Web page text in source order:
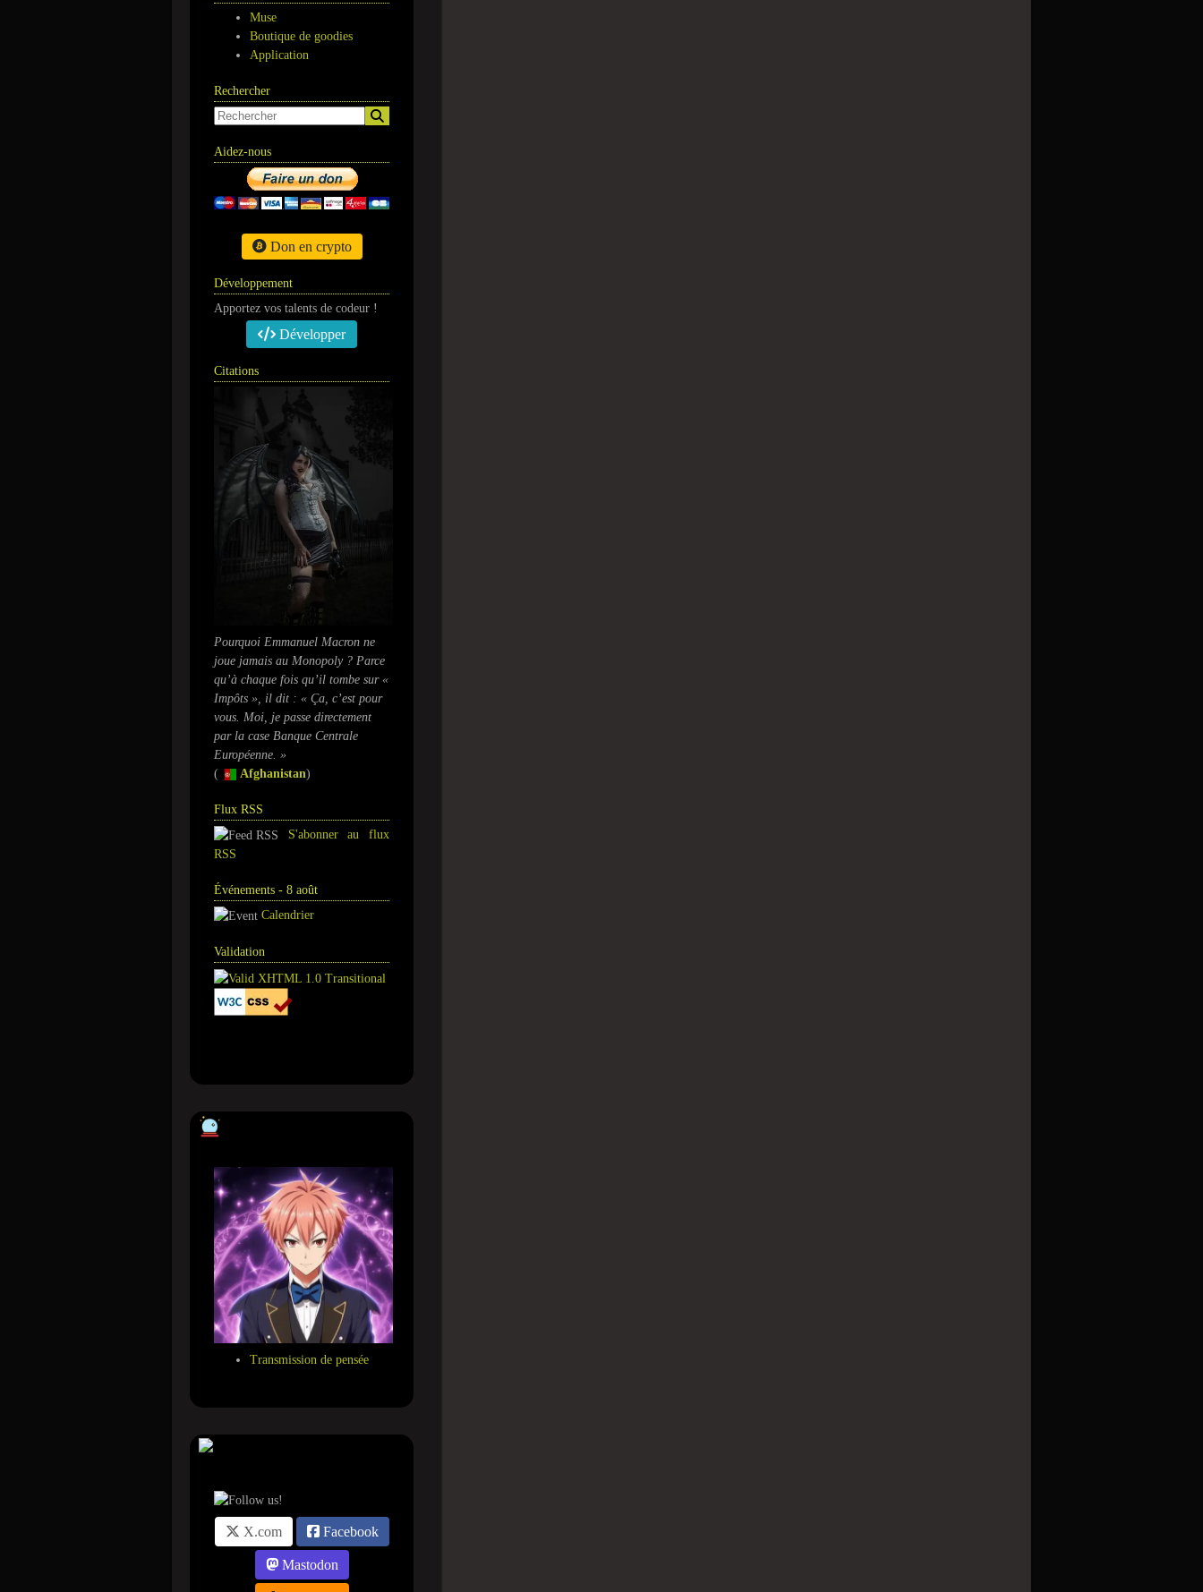
Muse
Boutique de goodies
Application
Rechercher
Aidez-nous
Don en crypto
Développement
Apportez vos talents de codeur !
Développer
Citations
Pourquoi Emmanuel Macron ne
joue jamais au Monopoly ? Parce
qu’à chaque fois qu’il tombe sur «
Impôts », il dit : « Ça, c’est pour
vous. Moi, je passe directement
par la case Banque Centrale
Européenne. »
(
Afghanistan)
Flux RSS
S'abonner au flux
RSS
Événements - 8 août
Calendrier
Validation
Transmission de pensée
X.com Facebook
Mastodon